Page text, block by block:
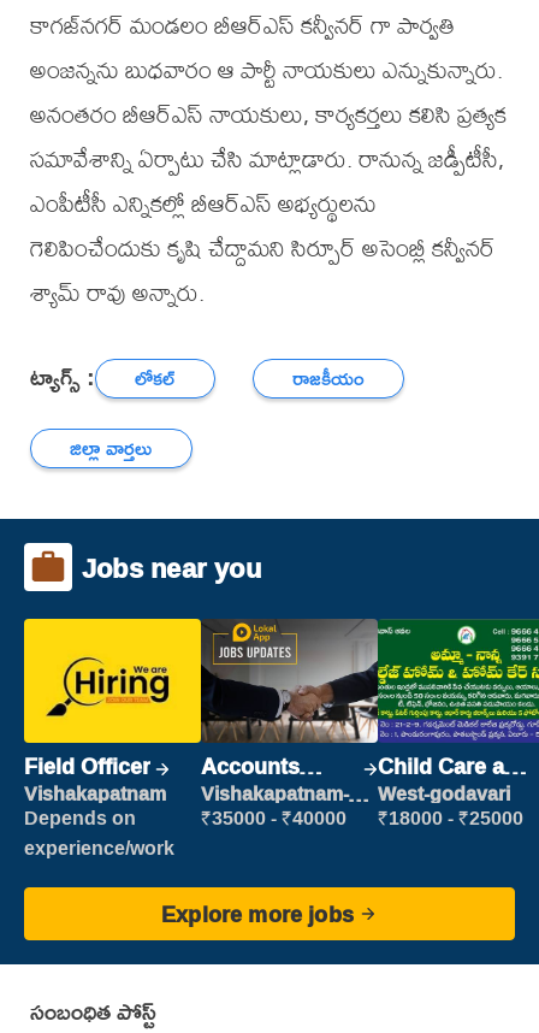
కాగజ్‌నగర్ మండలం బీఆర్ఎస్ కన్వీనర్ గా పార్వతి
అంజన్నను బుధవారం ఆ పార్టీ నాయకులు ఎన్నుకున్నారు.
అనంతరం బీఆర్ఎస్ నాయకులు, కార్యకర్తలు కలిసి ప్రత్యక
సమావేశాన్ని ఏర్పాటు చేసి మాట్లాడారు. రానున్న జడ్పీటీసీ,
ఎంపీటీసీ ఎన్నికల్లో బీఆర్ఎస్ అభ్యర్థులను
గెలిపించేందుకు కృషి చేద్దామని సిర్పూర్ అసెంబ్లీ కన్వీనర్
శ్యామ్ రావు అన్నారు.
ట్యాగ్స్ : లోకల్
రాజకీయం
జిల్లా వార్తలు
Jobs near you
Field Officer
Vishakapatnam
Depends on
experience/work
Accounts
Clerk
Vishakapatnam-
new
₹35000 - ₹40000
Child Care and
Patient care
West-godavari
₹18000 - ₹25000
Explore more jobs
సంబంధిత పోస్ట్